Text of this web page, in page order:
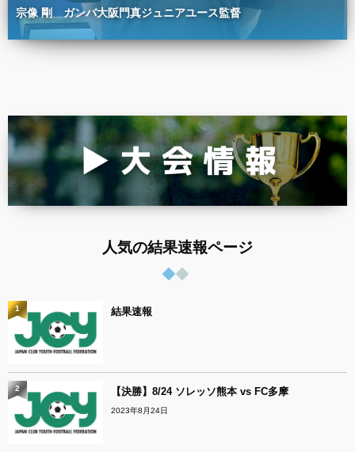
宗像 剛 ガンバ大阪門真ジュニアユース監督
人気の結果速報ページ
結果速報
1
【決勝】8/24 ソレッソ熊本 vs FC多摩
2023年8月24日
2